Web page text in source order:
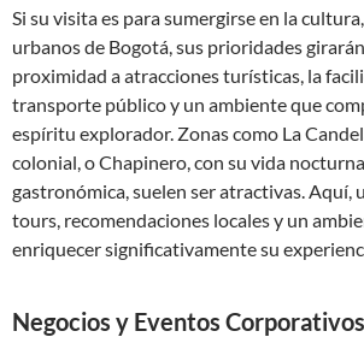
Si su visita es para sumergirse en la
urbanos de Bogotá, sus prioridades
proximidad a atracciones turísticas, la
transporte público y un ambiente que
espíritu explorador. Zonas como La
colonial, o Chapinero, con su vida
gastronómica, suelen ser atractivas. Aquí,
tours, recomendaciones locales y un
enriquecer significativamente su
Negocios y Eventos Corporativos